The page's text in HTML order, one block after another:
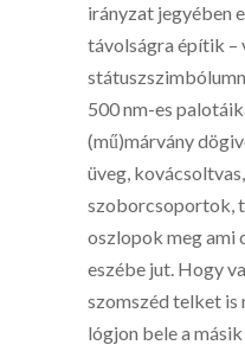
irányzat jegyében
távolságra építik –
500 nm-es
(mű)márvány
üveg,
szoborcsoportok,
oszlopok meg ami
eszébe jut. Hogy
szomszéd telket is
lógjon bele a